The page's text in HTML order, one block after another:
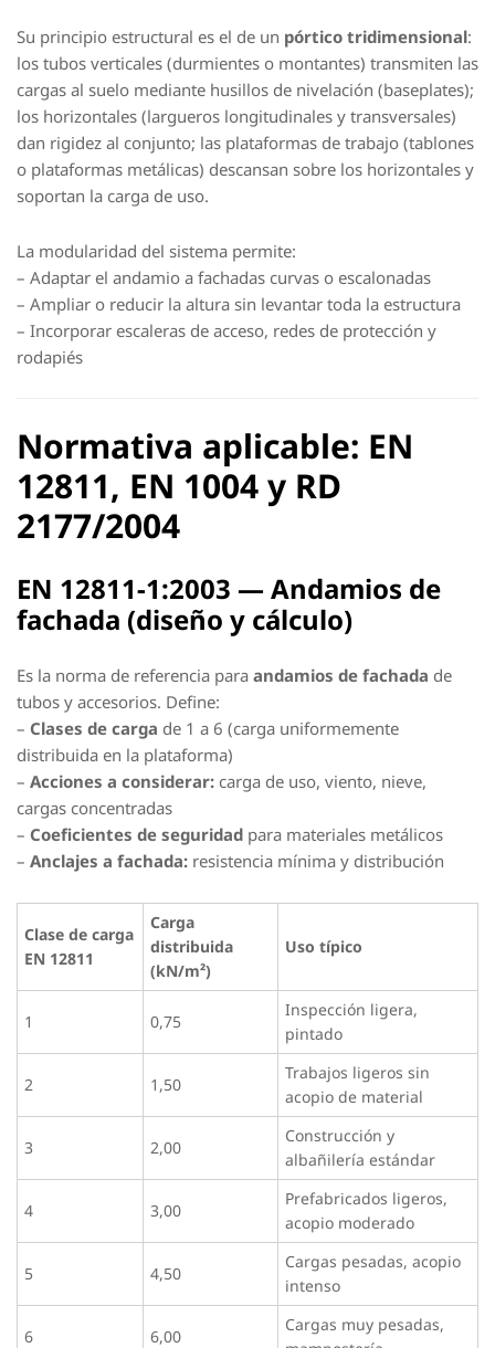
Su principio estructural es el de un pórtico tridimensional:
los tubos verticales (durmientes o montantes) transmiten las
cargas al suelo mediante husillos de nivelación (baseplates);
los horizontales (largueros longitudinales y transversales)
dan rigidez al conjunto; las plataformas de trabajo (tablones
o plataformas metálicas) descansan sobre los horizontales y
soportan la carga de uso.
La modularidad del sistema permite:
– Adaptar el andamio a fachadas curvas o escalonadas
– Ampliar o reducir la altura sin levantar toda la estructura
– Incorporar escaleras de acceso, redes de protección y
rodapiés
Normativa aplicable: EN
12811, EN 1004 y RD
2177/2004
EN 12811-1:2003 — Andamios de
fachada (diseño y cálculo)
Es la norma de referencia para andamios de fachada de
tubos y accesorios. Define:
– Clases de carga de 1 a 6 (carga uniformemente
distribuida en la plataforma)
– Acciones a considerar: carga de uso, viento, nieve,
cargas concentradas
– Coeficientes de seguridad para materiales metálicos
– Anclajes a fachada: resistencia mínima y distribución
Clase de carga
EN 12811
Carga
distribuida
(kN/m²)
Uso típico
1 0,75
Inspección ligera,
pintado
2 1,50
Trabajos ligeros sin
acopio de material
3 2,00
Construcción y
albañilería estándar
4 3,00
Prefabricados ligeros,
acopio moderado
5 4,50
Cargas pesadas, acopio
intenso
6 6,00
Cargas muy pesadas,